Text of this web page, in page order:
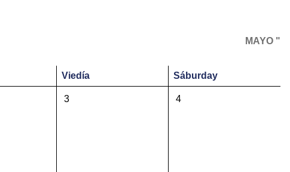
MAYO "
Viedía Sáburday
3 4